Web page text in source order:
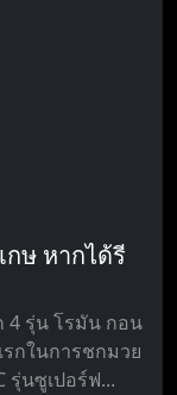
ษ หากได้รี
4 รุ่น โรมัน กอน
กในการชกมวย
รุ่นซูเปอร์ฟ...